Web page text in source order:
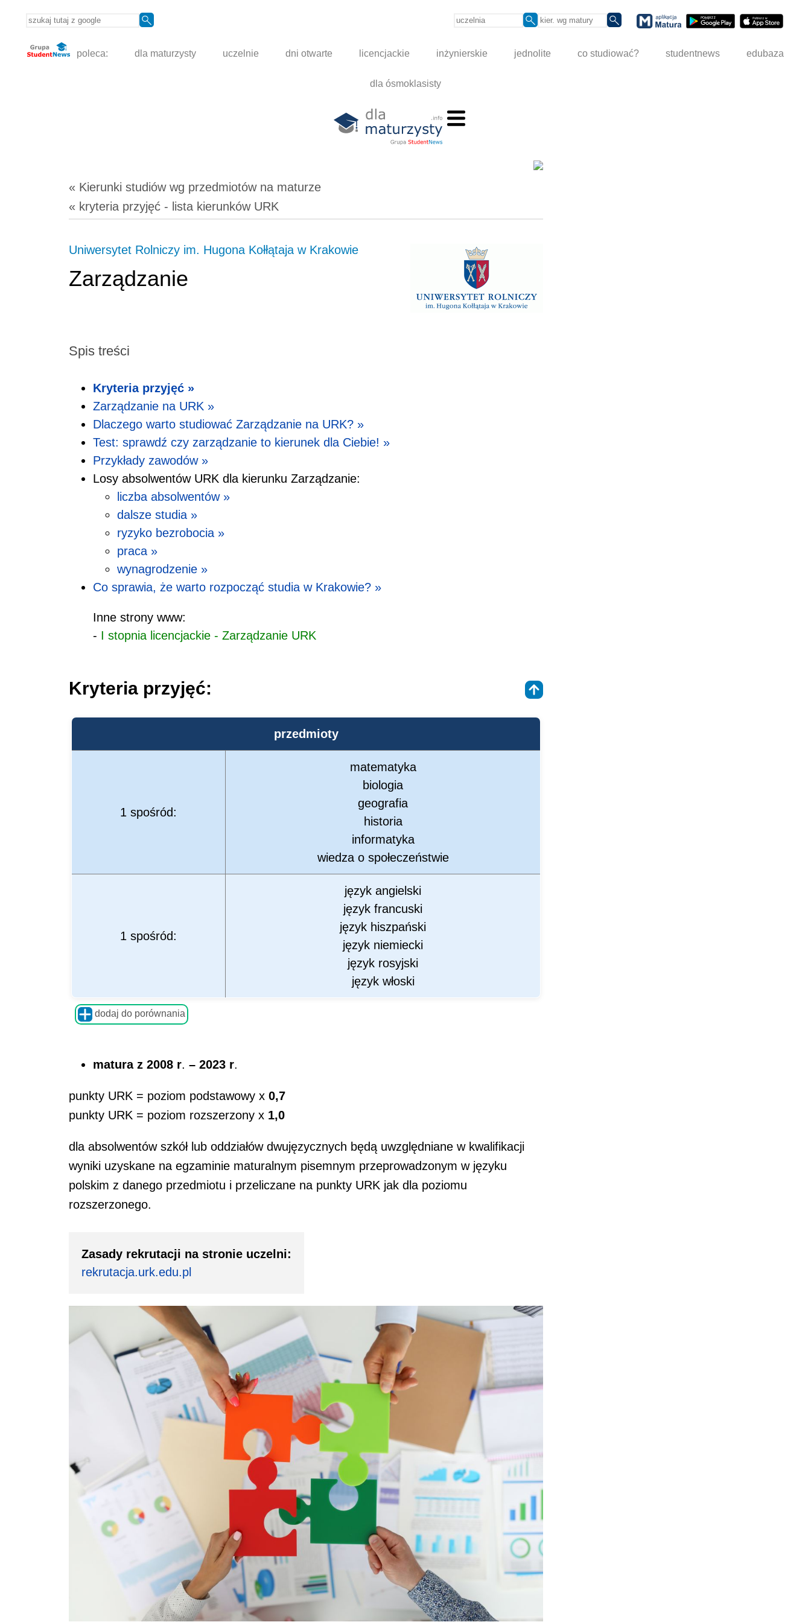
poleca: dla maturzysty uczelnie dni otwarte licencjackie inżynierskie jednolite co studiować? studentnews edubaza
dla ósmoklasisty
« Kierunki studiów wg przedmiotów na maturze
« kryteria przyjęć - lista kierunków URK
Uniwersytet Rolniczy im. Hugona Kołłątaja w Krakowie
Zarządzanie
Spis treści
Kryteria przyjęć »
Zarządzanie na URK »
Dlaczego warto studiować Zarządzanie na URK? »
Test: sprawdź czy zarządzanie to kierunek dla Ciebie! »
Przykłady zawodów »
Losy absolwentów URK dla kierunku Zarządzanie:
liczba absolwentów »
dalsze studia »
ryzyko bezrobocia »
praca »
wynagrodzenie »
Co sprawia, że warto rozpocząć studia w Krakowie? »
Inne strony www:
- I stopnia licencjackie - Zarządzanie URK
Kryteria przyjęć:
przedmioty
1 spośród:
matematyka
biologia
geografia
historia
informatyka
wiedza o społeczeństwie
1 spośród:
język angielski
język francuski
język hiszpański
język niemiecki
język rosyjski
język włoski
dodaj do porównania
matura z 2008 r. – 2023 r.
punkty URK = poziom podstawowy x 0,7
punkty URK = poziom rozszerzony x 1,0
dla absolwentów szkół lub oddziałów dwujęzycznych będą uwzględniane w kwalifikacji
wyniki uzyskane na egzaminie maturalnym pisemnym przeprowadzonym w języku
polskim z danego przedmiotu i przeliczane na punkty URK jak dla poziomu
rozszerzonego.
Zasady rekrutacji na stronie uczelni:
rekrutacja.urk.edu.pl